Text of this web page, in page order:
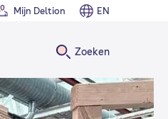
Mijn Deltion EN
Zoeken